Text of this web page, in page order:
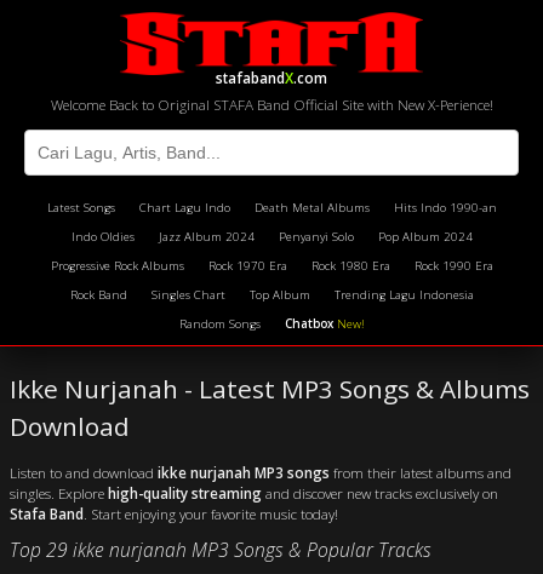
stafabandX.com
Welcome Back to Original STAFA Band Official Site with New X-Perience!
Latest Songs Chart Lagu Indo Death Metal Albums
Hits Indo 1990-an
Indo Oldies
Jazz Album 2024 Penyanyi Solo
Pop Album 2024
Progressive Rock Albums
Rock 1970 Era Rock 1980 Era
Rock 1990 Era
Rock Band
Singles Chart Top Album
Trending Lagu Indonesia
Random Songs
Chatbox New!
Ikke Nurjanah - Latest MP3 Songs & Albums
Download
Listen to and download ikke nurjanah MP3 songs from their latest albums and
singles. Explorehigh-quality streamingand discover new tracks exclusively on
Stafa Band . Start enjoying your favorite music today!
Top 29 ikke nurjanah MP3 Songs & Popular Tracks